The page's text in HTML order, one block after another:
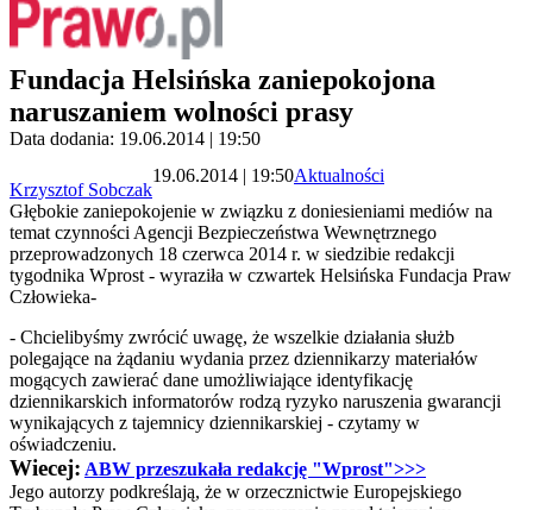
Fundacja Helsińska zaniepokojona
naruszaniem wolności prasy
Data dodania: 19.06.2014 | 19:50
Krzysztof Sobczak
19.06.2014 | 19:50Aktualności
Głębokie zaniepokojenie w związku z doniesieniami mediów na
temat czynności Agencji Bezpieczeństwa Wewnętrznego
przeprowadzonych 18 czerwca 2014 r. w siedzibie redakcji
tygodnika Wprost - wyraziła w czwartek Helsińska Fundacja Praw
Człowieka-
- Chcielibyśmy zwrócić uwagę, że wszelkie działania służb
polegające na żądaniu wydania przez dziennikarzy materiałów
mogących zawierać dane umożliwiające identyfikację
dziennikarskich informatorów rodzą ryzyko naruszenia gwarancji
wynikających z tajemnicy dziennikarskiej - czytamy w
oświadczeniu.
Wiecej: ABW przeszukała redakcję "Wprost">>>
Jego autorzy podkreślają, że w orzecznictwie Europejskiego